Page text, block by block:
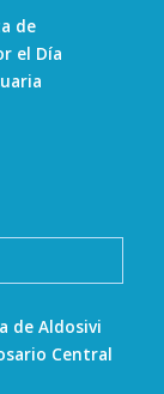
de
el Día
de Aldosivi
Central